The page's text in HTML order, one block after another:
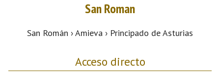
San Roman
San Román › Amieva › Principado de Asturias
Acceso directo